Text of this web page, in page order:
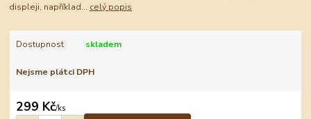
displeji, například... celý popis
Dostupnost skladem
Nejsme plátci DPH
299 Kč/ks